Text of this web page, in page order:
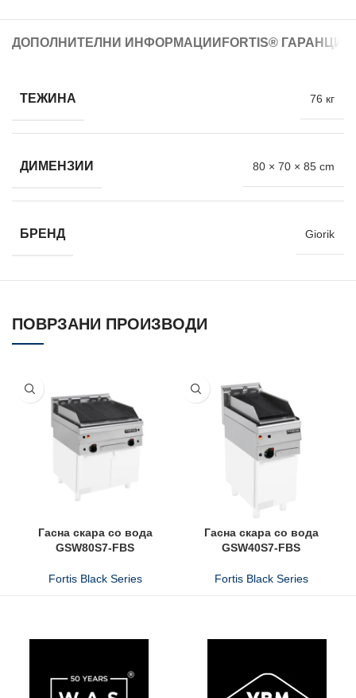
ДОПОЛНИТЕЛНИ ИНФОРМАЦИИ FORTIS®
ТЕЖИНА 76 кг
ДИМЕНЗИИ 80 × 70 × 85 cm
БРЕНД Giorik
ПОВРЗАНИ ПРОИЗВОДИ
Гасна скара со вода
GSW80S7-FBS
Fortis Black Series
Гасна скара со вода
GSW40S7-FBS
Fortis Black Series